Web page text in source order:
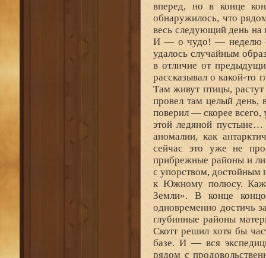
вперед, но в конце
обнаружилось, что
весь следующий день на
И — о чудо! — неделю
удалось случайным
в отличие от
рассказывал о какой-то
Там живут птицы,
провел там целый день,
поверил — скорее всего,
этой ледяной
аномалии, как
сейчас это уже не
прибрежные районы и
с упорством, достойным
к Южному полюсу.
Земли». В конце
одновременно достичь
глубинные районы
Скотт решил хотя бы
базе. И — вся
рядом с